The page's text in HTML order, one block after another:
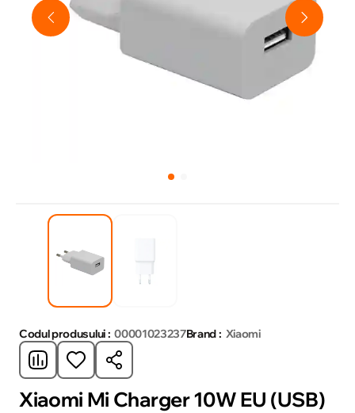
Codul produsului : 00001023237Brand : Xiaomi
Xiaomi Mi Charger 10W EU (USB)